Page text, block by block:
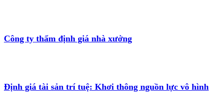
Công ty thẩm định giá nhà xưởng
Định giá tài sản trí tuệ: Khơi thông nguồn lực vô hình